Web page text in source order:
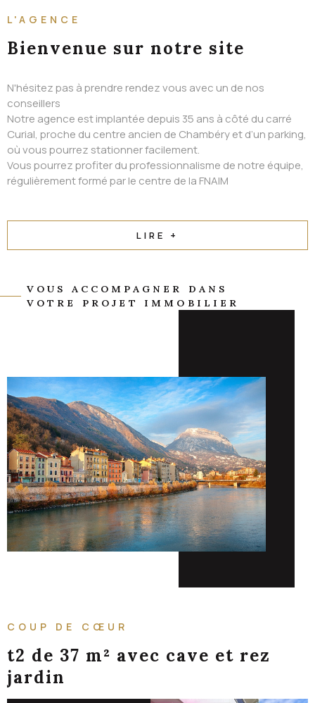
L'AGENCE
Bienvenue sur notre site
N'hésitez pas à prendre rendez vous avec un de nos
conseillers
Notre agence est implantée depuis 35 ans à côté du carré
Curial, proche du centre ancien de Chambéry et d’un parking,
où vous pourrez stationner facilement.
Vous pourrez profiter du professionnalisme de notre équipe,
régulièrement formé par le centre de la FNAIM
LIRE +
VOUS ACCOMPAGNER DANS
VOTRE PROJET IMMOBILIER
COUP DE CŒUR
t2 de 37 m² avec cave et rez
jardin